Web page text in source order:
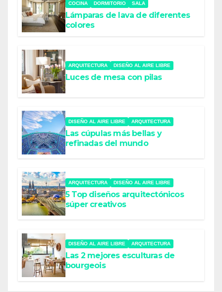
COCINA
DORMITORIO SALA
Lámparas de lava de diferentes
colores
ARQUITECTURA DISEÑO AL AIRE LIBRE
Luces de mesa con pilas
DISEÑO AL AIRE LIBRE ARQUITECTURA
Las cúpulas más bellas y
refinadas del mundo
ARQUITECTURA DISEÑO AL AIRE LIBRE
5 Top diseños arquitectónicos
súper creativos
DISEÑO AL AIRE LIBRE ARQUITECTURA
Las 2 mejores esculturas de
bourgeois